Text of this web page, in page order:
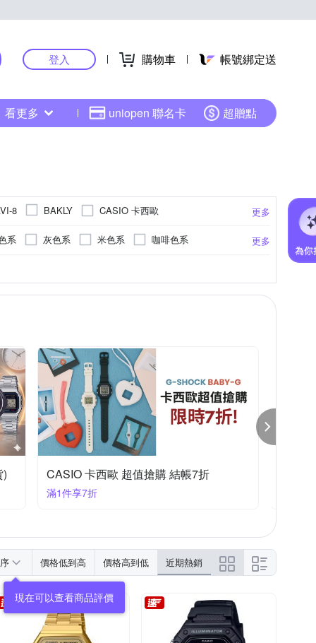
登入 購物車 帳號綁定送
看更多 uniopen 聯名卡 超贈點
更多
8 BAKLY
CASIO 卡西歐
elegantsis 愛樂時
Elida
NIXON
Nordgreen
NO IDENTITY
更多
系 灰色系 米色系
咖啡色系
SEIKO 精工錶結帳8折
滿1件享8折
價格低到高 價格高到低 近期熱銷